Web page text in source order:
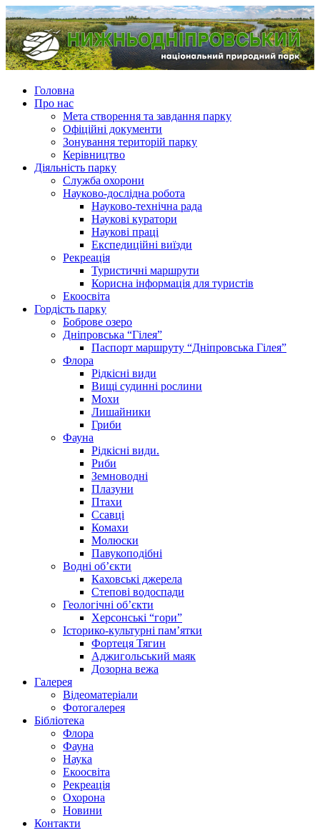
Головна
Про нас
Мета створення та завдання парку
Офіційні документи
Зонування територій парку
Керівництво
Діяльність парку
Служба охорони
Науково-дослідна робота
Науково-технічна рада
Наукові куратори
Наукові праці
Експедиційні виїзди
Рекреація
Туристичні маршрути
Корисна інформація для туристів
Екоосвіта
Гордість парку
Боброве озеро
Дніпровська “Гілея”
Паспорт маршруту “Дніпровська Гілея”
Флора
Рідкісні види
Вищі судинні рослини
Мохи
Лишайники
Гриби
Фауна
Рідкісні види.
Риби
Земноводні
Плазуни
Птахи
Ссавці
Комахи
Молюски
Павукоподібні
Водні об’єкти
Каховські джерела
Степові водоспади
Геологічні об’єкти
Херсонські “гори”
Історико-культурні пам’ятки
Фортеця Тягин
Аджигольський маяк
Дозорна вежа
Галерея
Відеоматеріали
Фотогалерея
Бібліотека
Флора
Фауна
Наука
Екоосвіта
Рекреація
Охорона
Новини
Контакти